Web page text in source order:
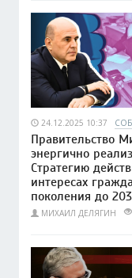
24.12.2025 10:37
Правительство
энергично
Стратегию
интересах
поколения до
МИХАИЛ ДЕЛЯГИН